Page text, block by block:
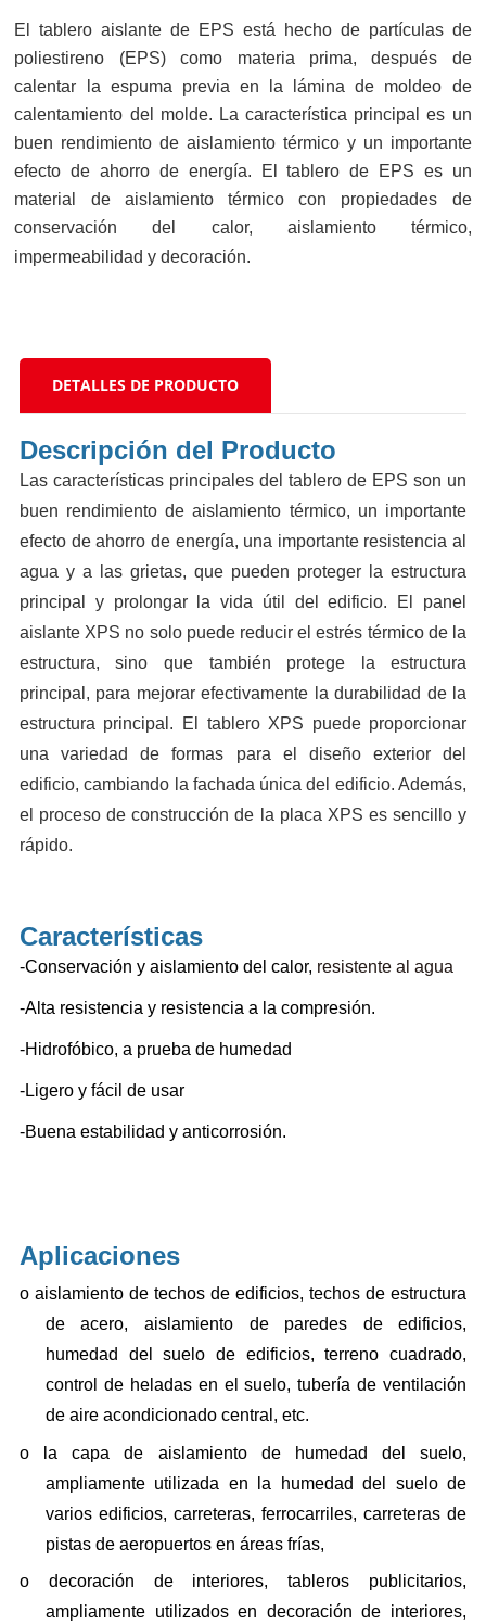
El tablero aislante de EPS está hecho de partículas de
poliestireno (EPS) como materia prima, después de
calentar la espuma previa en la lámina de moldeo de
calentamiento del molde. La característica principal es un
buen rendimiento de aislamiento térmico y un importante
efecto de ahorro de energía. El tablero de EPS es un
material de aislamiento térmico con propiedades de
conservación del calor, aislamiento térmico,
impermeabilidad y decoración.
DETALLES DE PRODUCTO
Descripción del Producto
Las características principales del tablero de EPS son un
buen rendimiento de aislamiento térmico, un importante
efecto de ahorro de energía, una importante resistencia al
agua y a las grietas, que pueden proteger la estructura
principal y prolongar la vida útil del edificio. El panel
aislante XPS no solo puede reducir el estrés térmico de la
estructura, sino que también protege la estructura
principal, para mejorar efectivamente la durabilidad de la
estructura principal. El tablero XPS puede proporcionar
una variedad de formas para el diseño exterior del
edificio, cambiando la fachada única del edificio. Además,
el proceso de construcción de la placa XPS es sencillo y
rápido.
Características
-Conservación y aislamiento del calor, resistente al agua
-Alta resistencia y resistencia a la compresión.
-Hidrofóbico, a prueba de humedad
-Ligero y fácil de usar
-Buena estabilidad y anticorrosión.
Aplicaciones
o aislamiento de techos de edificios, techos de estructura
de acero, aislamiento de paredes de edificios,
humedad del suelo de edificios, terreno cuadrado,
control de heladas en el suelo, tubería de ventilación
de aire acondicionado central, etc.
o
la capa de aislamiento de humedad del suelo,
ampliamente utilizada en la humedad del suelo de
varios edificios, carreteras, ferrocarriles, carreteras de
pistas de aeropuertos en áreas frías,
o decoración de interiores, tableros publicitarios,
ampliamente utilizados en decoración de interiores,